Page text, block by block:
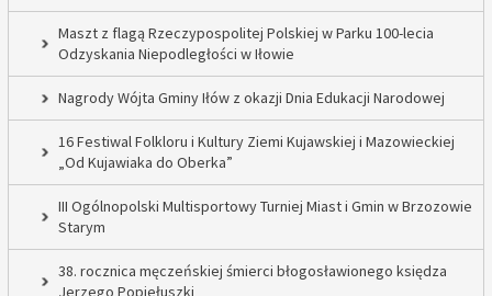
Maszt z flagą Rzeczypospolitej Polskiej w Parku 100-lecia
Odzyskania Niepodległości w Iłowie
Nagrody Wójta Gminy Iłów z okazji Dnia Edukacji Narodowej
16 Festiwal Folkloru i Kultury Ziemi Kujawskiej i Mazowieckiej
„Od Kujawiaka do Oberka”
III Ogólnopolski Multisportowy Turniej Miast i Gmin w Brzozowie
Starym
38. rocznica męczeńskiej śmierci błogosławionego księdza
Jerzego Popiełuszki